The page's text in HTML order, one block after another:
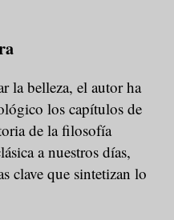
la belleza, el autor ha
los capítulos de
de la filosofía
a nuestros días,
clave que sintetizan lo